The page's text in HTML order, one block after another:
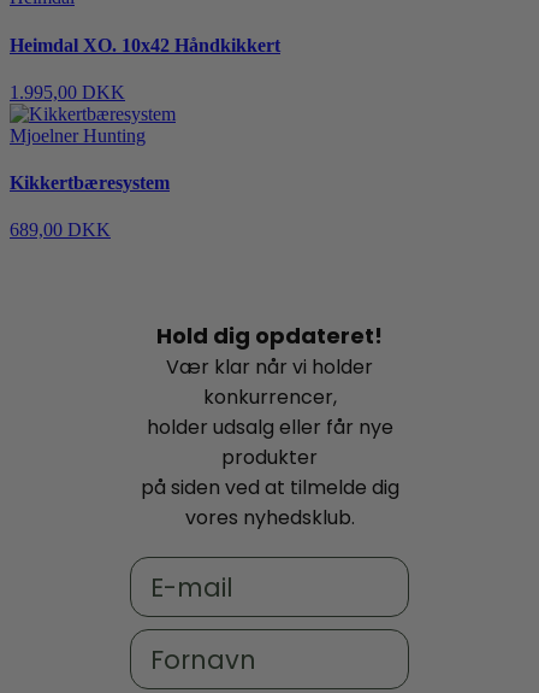
Heimdal XO. 10x42 Håndkikkert
1.995,00 DKK
Mjoelner Hunting
Kikkertbæresystem
689,00 DKK
Hold dig opdateret!
Vær klar når vi holder
konkurrencer,
holder udsalg eller får nye
produkter
på siden ved at tilmelde dig
vores nyhedsklub.
Email
Fornavn